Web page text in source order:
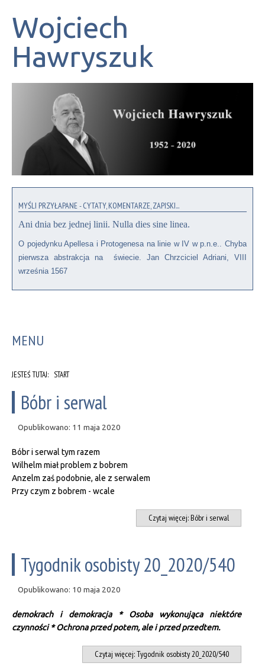
Wojciech
Hawryszuk
MYŚLI PRZYŁAPANE - CYTATY, KOMENTARZE, ZAPISKI...
Ani dnia bez jednej linii. Nulla dies sine linea.
O pojedynku Apellesa i Protogenesa na linie w IV w p.n.e.. Chyba
pierwsza abstrakcja na świecie. Jan Chrzciciel Adriani, VIII
września 1567
MENU
JESTEŚ TUTAJ: START
Bóbr i serwal
Opublikowano: 11 maja 2020
Bóbr i serwal tym razem
Wilhelm miał problem z bobrem
Anzelm zaś podobnie, ale z serwalem
Przy czym z bobrem - wcale
Czytaj więcej: Bóbr i serwal
Tygodnik osobisty 20_2020/540
Opublikowano: 10 maja 2020
demokrach i demokracja * Osoba wykonująca niektóre
czynności * Ochrona przed potem, ale i przed przedtem.
Czytaj więcej: Tygodnik osobisty 20_2020/540